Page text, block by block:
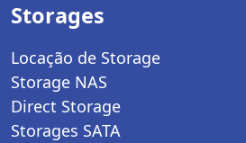
Storages
Locação de Storage
Storage NAS
Direct Storage
Storages SATA